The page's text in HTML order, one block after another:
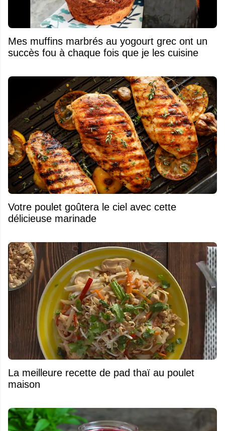
Mes muffins marbrés au yogourt grec ont un
succès fou à chaque fois que je les cuisine
Votre poulet goûtera le ciel avec cette
délicieuse marinade
La meilleure recette de pad thaï au poulet
maison